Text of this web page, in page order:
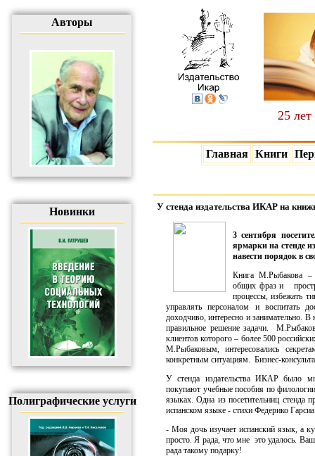
Авторы
Новинки
Полиграфические услуги
25
Главная Книги
У стенда издательства ИКАР на
3 сентября
ярмарки на стенде
навести порядок в
Книга М.Рыбакова –
общих фраз и
процессы, избежать
управлять персоналом и воспитать
доходчиво, интересно и занимательно. В
правильное решение задачи. М.Рыбаков
клиентов которого – более 500
М.Рыбаковым, интересовались
конкретным ситуациям. Бизнес-
У стенда издательства ИКАР было
покупают учебные пособия по
языках. Одна из посетительниц стенда
испанском языке - стихи Федерико
- Моя дочь изучает испанский язык, а
просто. Я рада, что мне это удалось.
рада такому подарку!